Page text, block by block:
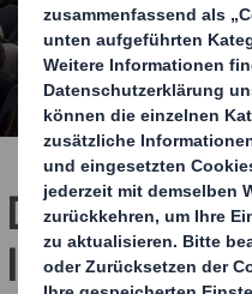
DS Smith